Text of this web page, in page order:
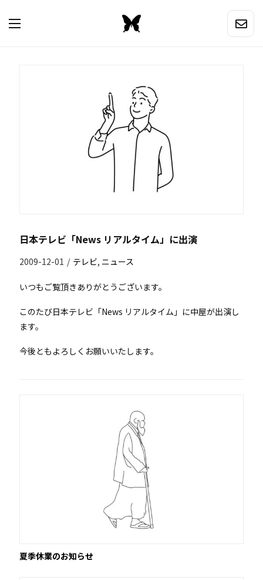
日本テレビ「News リアルタイム」に出演
2009-12-01 / テレビ, ニュース
いつもご覧頂きありがとうございます。
このたび日本テレビ「News リアルタイム」に中屋が出演し
ます。
今後ともよろしくお願いいたします。
夏季休業のお知らせ